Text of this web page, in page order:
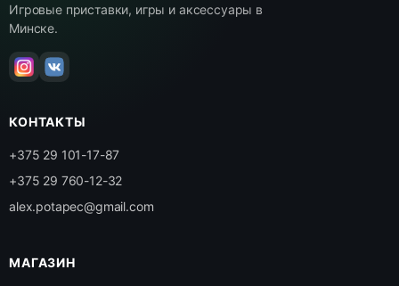
Игровые приставки, игры и аксессуары в
Минске.
КОНТАКТЫ
+375 29 101-17-87
+375 29 760-12-32
alex.potapec@gmail.com
МАГАЗИН